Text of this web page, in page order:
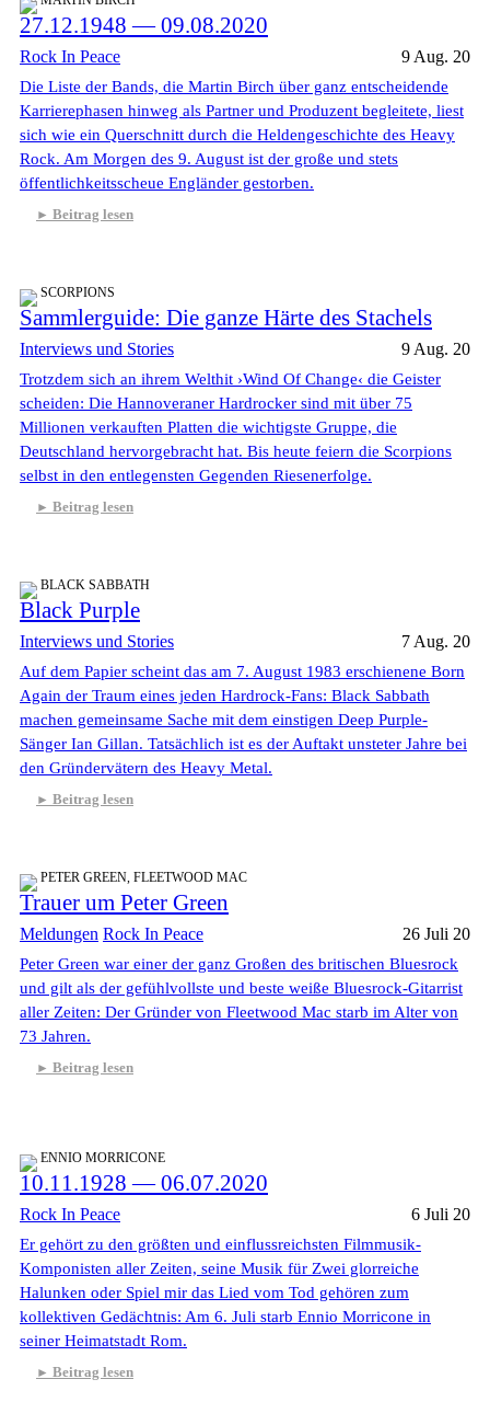
27.12.1948 — 09.08.2020
Rock In Peace 9 Aug. 20
Die Liste der Bands, die Martin Birch über ganz entscheidende
Karrierephasen hinweg als Partner und Produzent begleitete, liest
sich wie ein Querschnitt durch die Heldengeschichte des Heavy
Rock. Am Morgen des 9. August ist der große und stets
öffentlichkeitsscheue Engländer gestorben.
Beitrag lesen
SCORPIONS
Sammlerguide: Die ganze Härte des Stachels
Interviews und Stories 9 Aug. 20
Trotzdem sich an ihrem Welthit ›Wind Of Change‹ die Geister
scheiden: Die Hannoveraner Hardrocker sind mit über 75
Millionen verkauften Platten die wichtigste Gruppe, die
Deutschland hervorgebracht hat. Bis heute feiern die Scorpions
selbst in den entlegensten Gegenden Riesenerfolge.
Beitrag lesen
BLACK SABBATH
Black Purple
Interviews und Stories 7 Aug. 20
Auf dem Papier scheint das am 7. August 1983 erschienene Born
Again der Traum eines jeden Hardrock-Fans: Black Sabbath
machen gemeinsame Sache mit dem einstigen Deep Purple-
Sänger Ian Gillan. Tatsächlich ist es der Auftakt unsteter Jahre bei
den Gründervätern des Heavy Metal.
Beitrag lesen
PETER GREEN, FLEETWOOD MAC
Trauer um Peter Green
Meldungen Rock In Peace 26 Juli 20
Peter Green war einer der ganz Großen des britischen Bluesrock
und gilt als der gefühlvollste und beste weiße Bluesrock-Gitarrist
aller Zeiten: Der Gründer von Fleetwood Mac starb im Alter von
73 Jahren.
Beitrag lesen
ENNIO MORRICONE
10.11.1928 — 06.07.2020
Rock In Peace 6 Juli 20
Er gehört zu den größten und einflussreichsten Filmmusik-
Komponisten aller Zeiten, seine Musik für Zwei glorreiche
Halunken oder Spiel mir das Lied vom Tod gehören zum
kollektiven Gedächtnis: Am 6. Juli starb Ennio Morricone in
seiner Heimatstadt Rom.
Beitrag lesen